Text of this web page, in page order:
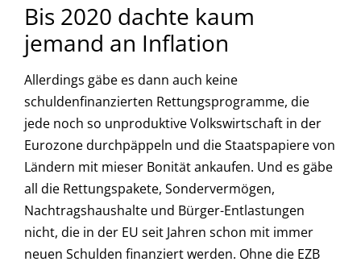
Bis 2020 dachte kaum
jemand an Inflation
Allerdings gäbe es dann auch keine
schuldenfinanzierten Rettungsprogramme, die
jede noch so unproduktive Volkswirtschaft in der
Eurozone durchpäppeln und die Staatspapiere von
Ländern mit mieser Bonität ankaufen. Und es gäbe
all die Rettungspakete, Sondervermögen,
Nachtragshaushalte und Bürger-Entlastungen
nicht, die in der EU seit Jahren schon mit immer
neuen Schulden finanziert werden. Ohne die EZB